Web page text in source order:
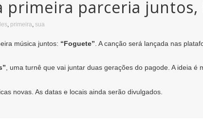
primeira parceria juntos,
, primeira, sua
música juntos: “Foguete” . A canção será lançada nas
, uma turnê que vai juntar duas gerações do pagode. A ideia é
novas. As datas e locais ainda serão divulgados.